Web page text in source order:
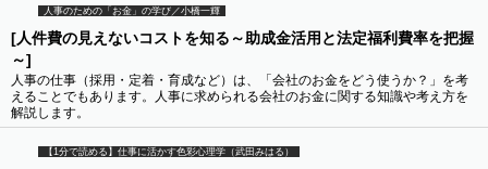
人事のための「お金」の学び／小橋一輝
[人件費の見えないコストを知る～助成金活用と法定福利費率を把握
～]
人事の仕事（採用・定着・育成など）は、「会社のお金をどう使うか？」を考
えることでもあります。人事に求められる会社のお金に関する知識や考え方を
解説します。
【1分で読める】仕事に活かす色彩心理学（武田みはる）